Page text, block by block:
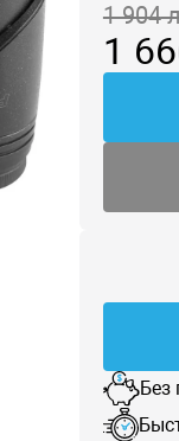
1 904
1
Без